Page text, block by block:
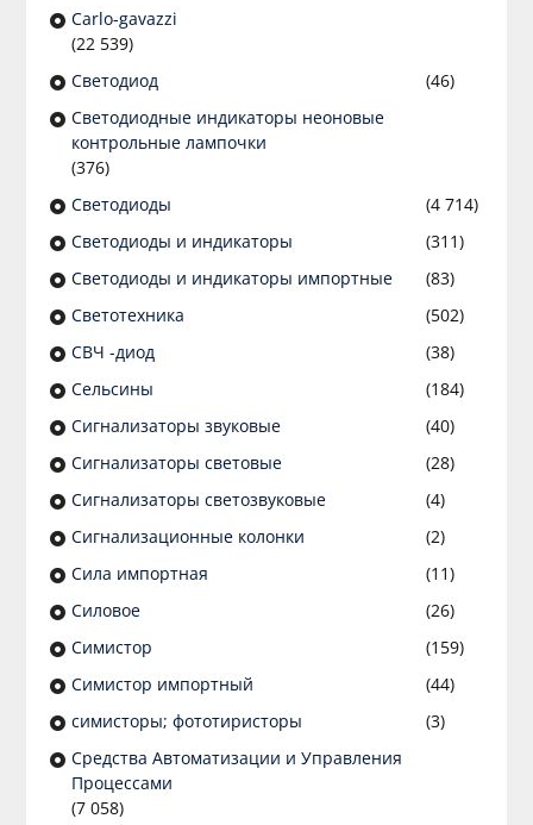
Сarlo-gavazzi
(22 539)
Светодиод
(46)
Светодиодные индикаторы неоновые
контрольные лампочки
(376)
Светодиоды
(4 714)
Светодиоды и индикаторы
(311)
Светодиоды и индикаторы импортные
(83)
Светотехника
(502)
СВЧ -диод
(38)
Сельсины
(184)
Сигнализаторы звуковые
(40)
Сигнализаторы световые
(28)
Сигнализаторы светозвуковые
(4)
Сигнализационные колонки
(2)
Сила импортная
(11)
Силовое
(26)
Симистор
(159)
Симистор импортный
(44)
симисторы; фототиристоры
(3)
Средства Автоматизации и Управления
Процессами
(7 058)